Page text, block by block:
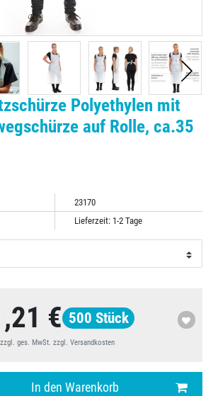
Polyethylen mit
auf Rolle, ca.35
23170
Lieferzeit: 1-2 Tage
€ 500 Stück
ges. MwSt. zzgl. Versandkosten
In den Warenkorb